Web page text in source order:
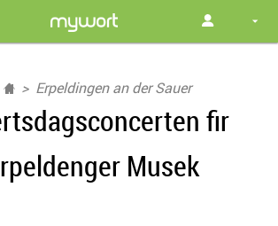
Erpeldingen an der Sauer
fir
Musek